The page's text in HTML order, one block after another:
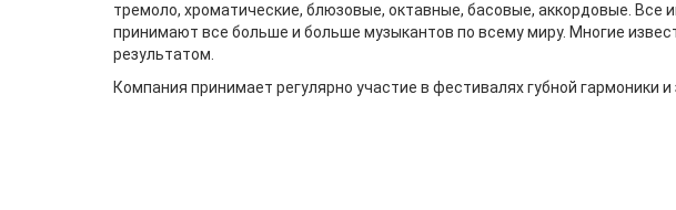
тремоло, хроматические, блюзовые, октавные, басовые, аккордовые.
принимают все больше и больше музыкантов по всему миру. Многие
результатом.
Компания принимает регулярно участие в фестивалях губной гармоники